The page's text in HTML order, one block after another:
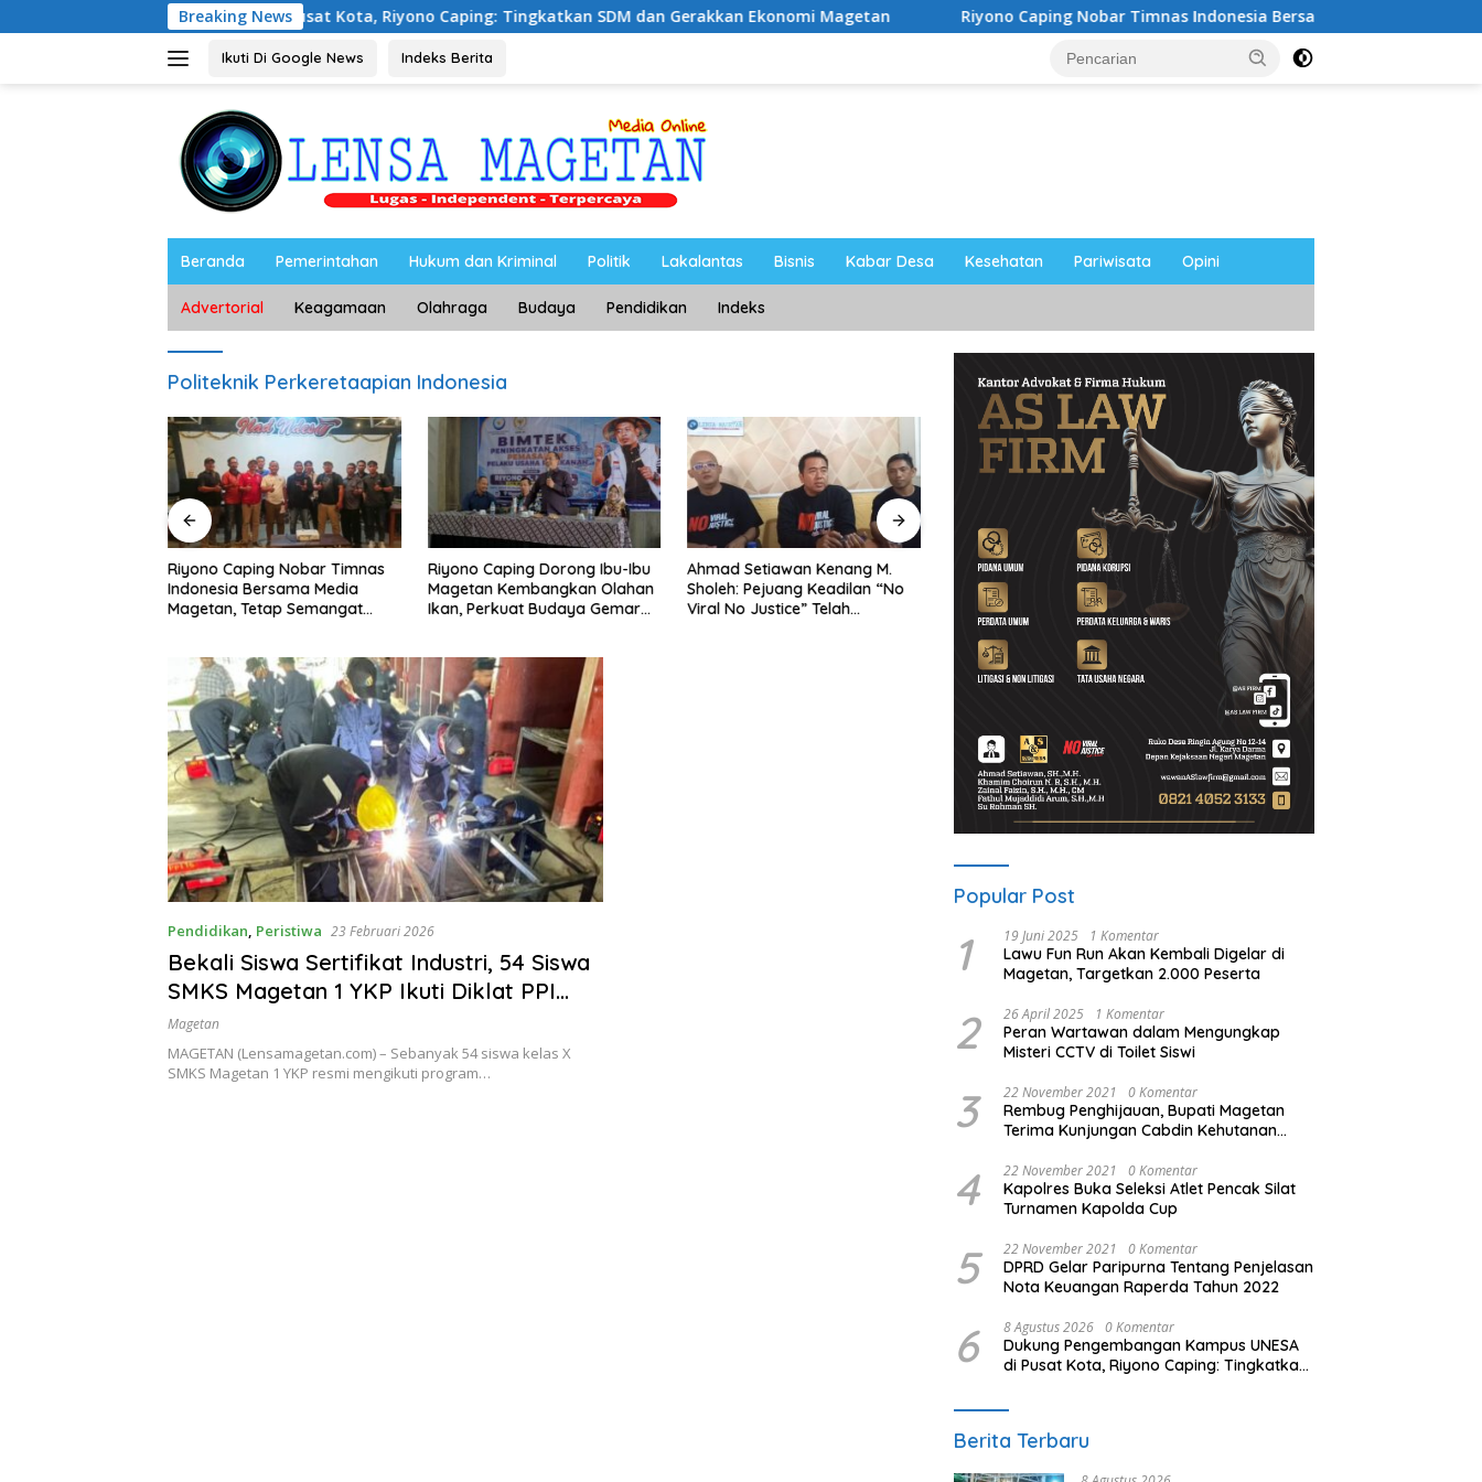
ke
Breaking News
Kampus UNESA di Pusat Kota, Riyono Caping: Tingkatkan SDM dan Gerakkan Ekonomi Magetan Riyono Caping Nobar Timnas Indonesia Bersama Media Magetan, Tetap Semangat
Ikuti Di Google News Indeks Berita
Beranda Pemerintahan Hukum dan Kriminal Politik Lakalantas Bisnis Kabar Desa Kesehatan Pariwisata Opini
Advertorial Keagamaan Olahraga Budaya Pendidikan Indeks
Politeknik Perkeretaapian Indonesia
Riyono Caping Nobar Timnas
Indonesia Bersama Media
Magetan, Tetap Semangat
Riyono Caping Dorong Ibu-Ibu
Magetan Kembangkan Olahan
Ikan, Perkuat Budaya Gemar
Ahmad Setiawan Kenang M.
Sholeh: Pejuang Keadilan “No
Viral No Justice” Telah
Lewat Program Desa BRILiaN,
BRI Magetan Dorong Desa
Wates Berprestasi
Noorbiyanto, S.H Nahkodai BPC
Peradin Magetan Periode
2026–2028, Siap Perkuat
Pendampingan Hukum
Pendidikan, Peristiwa 23 Februari 2026
Bekali Siswa Sertifikat Industri, 54 Siswa
SMKS Magetan 1 YKP Ikuti Diklat PPI
2026 di Madiun
Magetan
MAGETAN (Lensamagetan.com) – Sebanyak 54 siswa kelas X
SMKS Magetan 1 YKP resmi mengikuti program…
Popular Post
1 19 Juni 2025 1 Komentar
Lawu Fun Run Akan Kembali Digelar di
Magetan, Targetkan 2.000 Peserta
2 26 April 2025 1 Komentar
Peran Wartawan dalam Mengungkap
Misteri CCTV di Toilet Siswi
3 22 November 2021 0 Komentar
Rembug Penghijauan, Bupati Magetan
Terima Kunjungan Cabdin Kehutanan
4 22 November 2021 0 Komentar
Kapolres Buka Seleksi Atlet Pencak Silat
Turnamen Kapolda Cup
5 22 November 2021 0 Komentar
DPRD Gelar Paripurna Tentang Penjelasan
Nota Keuangan Raperda Tahun 2022
6 8 Agustus 2026 0 Komentar
Dukung Pengembangan Kampus UNESA
di Pusat Kota, Riyono Caping: Tingkatkan
Berita Terbaru